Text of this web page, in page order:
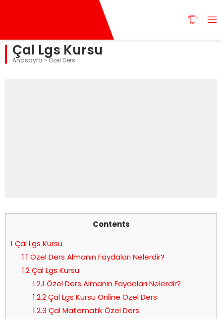
Çal Lgs Kursu
Anasayfa » Özel Ders
Contents
1 Çal Lgs Kursu
1.1 Özel Ders Almanın Faydaları Nelerdir?
1.2Çal Lgs Kursu
1.2.1 Özel Ders Almanın Faydaları Nelerdir?
1.2.2 Çal Lgs Kursu Online Özel Ders
1.2.3 Çal Matematik Özel Ders